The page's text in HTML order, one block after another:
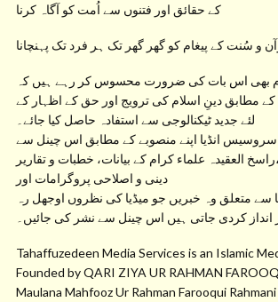
کے حقائق اور فتنوں سے اُمت کو آگاہ کرنا
و سُنت کے پیغام کو گھر گھر تک ہر فرد تک پہنچانا
بھی اس بات کی ضرورت محسوس کر رہے ہیں کہ
کے مطابق دینِ اسلام کی ترویج اور حق کے اظہار کے
لئے جدید ٹیکنالوجی سے استفادہ حاصل کیا جائے۔
سروسیس انڈیا اپنے منصوبے کے مطابق اس چینل سے
راسخ العقیدہ علماء کرام کے بیانات، خطبات و تقاریر،
دینی و اصلاحی پروگرامات اور
سے متعلق وہ خبریں جو میڈیا کی نظروں اوجھل رہ
انداز کردی جاتی ہیں اس چینل سے نشر کی جائیں۔
Tahaffuzedeen Media Services is an Islamic
Founded by QARI ZIYA UR RAHMAN
Maulana Mahfooz Ur Rahman Farooqui